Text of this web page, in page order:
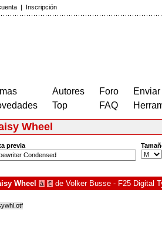
| Inscripción
Autores
Top
Foro
FAQ
Wheel
previa
Wheel à € de Volker Busse - F25 Digital